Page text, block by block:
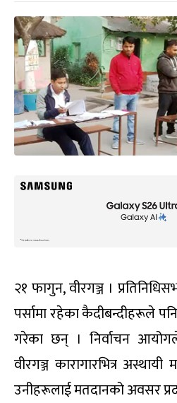
२१ फागुन, वीरगञ्ज ।
पर्सामा रहेका कैदीबन्दीहरूले
गरेका छन् । निर्वाचन
वीरगञ्ज कारागारभित्र
उनीहरूलाई मतदानको अवसर